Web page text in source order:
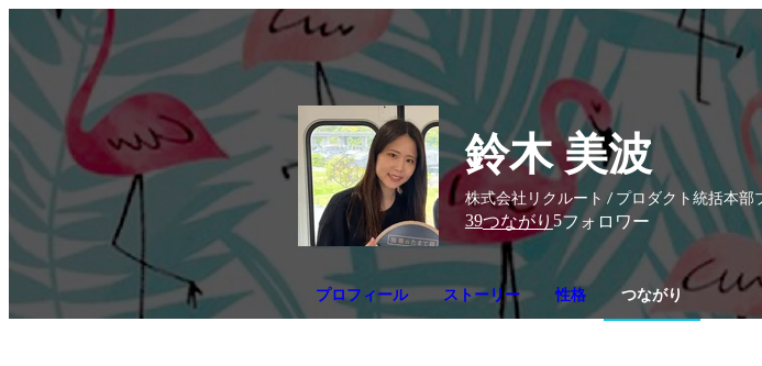
鈴木 美波
株式会社リクルート / プロダクト統括本
39つながり 5フォロワー
プロフィール ストーリー 性格 つながり